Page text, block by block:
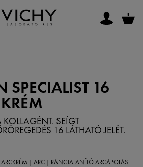
SPECIALIST 16
SEÍGT
16 LÁTHATÓ JELÉT.
| ARC| RÁNCTALANÍTÓ ARCÁPOLÁS